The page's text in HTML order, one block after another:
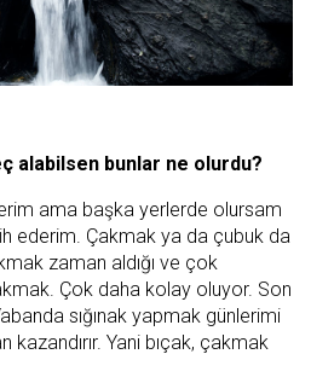
alabilsen bunlar ne olurdu?
ama başka yerlerde olursam
ederim. Çakmak ya da çubuk da
zaman aldığı ve çok
Çok daha kolay oluyor. Son
sığınak yapmak günlerimi
kazandırır. Yani bıçak, çakmak